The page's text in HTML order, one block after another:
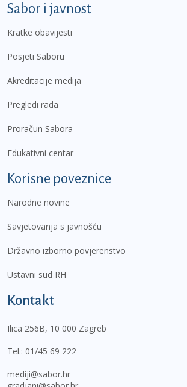
Sabor i javnost
Kratke obavijesti
Posjeti Saboru
Akreditacije medija
Pregledi rada
Proračun Sabora
Edukativni centar
Korisne poveznice
Narodne novine
Savjetovanja s javnošću
Državno izborno povjerenstvo
Ustavni sud RH
Kontakt
Ilica 256B, 10 000 Zagreb
Tel.: 01/45 69 222
mediji@sabor.hr